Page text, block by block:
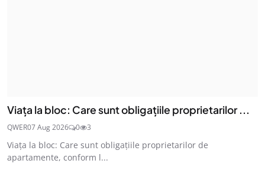
Viața la bloc: Care sunt obligațiile proprietarilor ...
QWER07 Aug 2026 0 3
Viața la bloc: Care sunt obligațiile proprietarilor de
apartamente, conform l...